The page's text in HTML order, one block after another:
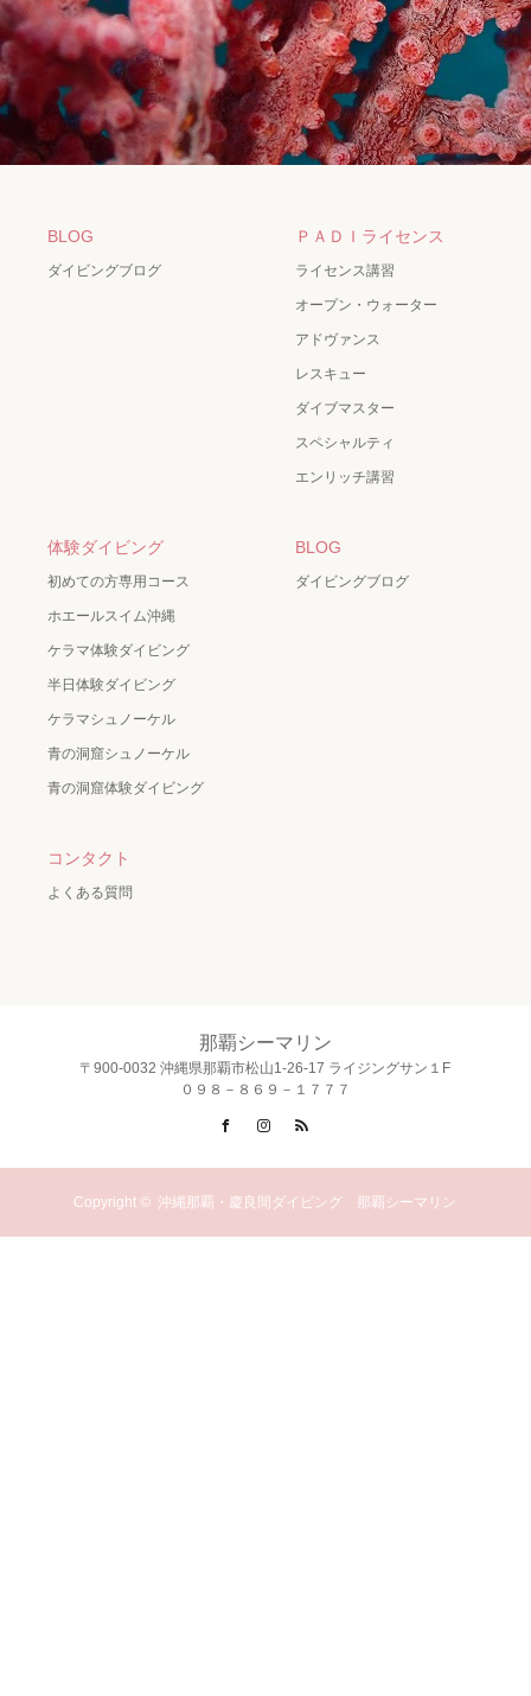
BLOG
ダイビングブログ
ＰＡＤＩライセンス
ライセンス講習
オープン・ウォーター
アドヴァンス
レスキュー
ダイブマスター
スペシャルティ
エンリッチ講習
体験ダイビング
初めての方専用コース
ホエールスイム沖縄
ケラマ体験ダイビング
半日体験ダイビング
ケラマシュノーケル
青の洞窟シュノーケル
青の洞窟体験ダイビング
BLOG
ダイビングブログ
コンタクト
よくある質問
那覇シーマリン
〒900-0032 沖縄県那覇市松山1-26-17 ライジングサン１F
０９８－８６９－１７７７
FacebookInstagram
Copyright ©沖縄那覇・慶良間ダイビング 那覇シーマリン